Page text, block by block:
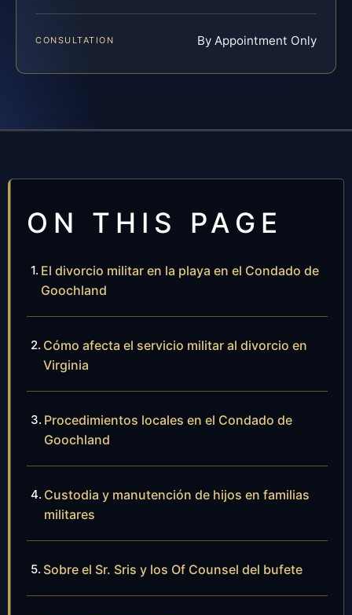
CONSULTATION By Appointment Only
ON THIS PAGE
El divorcio militar en la playa en el Condado de
Goochland
Cómo afecta el servicio militar al divorcio en
Virginia
Procedimientos locales en el Condado de
Goochland
Custodia y manutención de hijos en familias
militares
Sobre el Sr. Sris y los Of Counsel del bufete